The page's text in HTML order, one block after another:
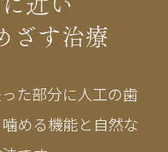
ざす治療
た部分に人工の歯
める機能と自然な